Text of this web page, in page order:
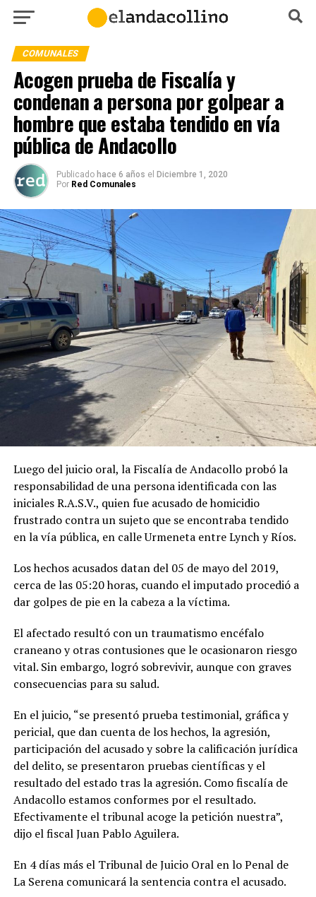
COMUNALES
Acogen prueba de Fiscalía y
condenan a persona por golpear a
hombre que estaba tendido en vía
pública de Andacollo
Publicado hace 6 años el Diciembre 1, 2020
Por Red Comunales
Luego del juicio oral, la Fiscalía de Andacollo probó la
responsabilidad de una persona identificada con las
iniciales R.A.S.V., quien fue acusado de homicidio
frustrado contra un sujeto que se encontraba tendido
en la vía pública, en calle Urmeneta entre Lynch y Ríos.
Los hechos acusados datan del 05 de mayo del 2019,
cerca de las 05:20 horas, cuando el imputado procedió a
dar golpes de pie en la cabeza a la víctima.
El afectado resultó con un traumatismo encéfalo
craneano y otras contusiones que le ocasionaron riesgo
vital. Sin embargo, logró sobrevivir, aunque con graves
consecuencias para su salud.
En el juicio, “se presentó prueba testimonial, gráfica y
pericial, que dan cuenta de los hechos, la agresión,
participación del acusado y sobre la calificación jurídica
del delito, se presentaron pruebas científicas y el
resultado del estado tras la agresión. Como fiscalía de
Andacollo estamos conformes por el resultado.
Efectivamente el tribunal acoge la petición nuestra”,
dijo el fiscal Juan Pablo Aguilera.
En 4 días más el Tribunal de Juicio Oral en lo Penal de
La Serena comunicará la sentencia contra el acusado.